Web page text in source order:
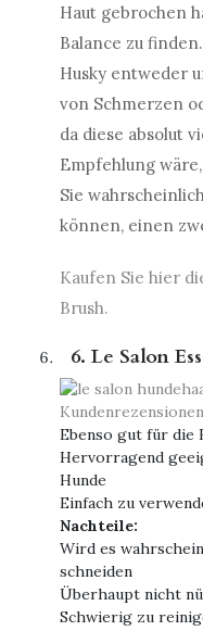
Haut gebrochen
Balance zu
Husky entweder
von Schmerzen
da diese absolut
Empfehlung
Sie
können, einen
Kaufen Sie hier
Brush.
6. Le Salon
Kundenrezensionen
Ebenso gut für die
Hervorragend
Hunde
Einfach zu
Nachteile:
Wird es
schneiden
Überhaupt nicht
Schwierig zu